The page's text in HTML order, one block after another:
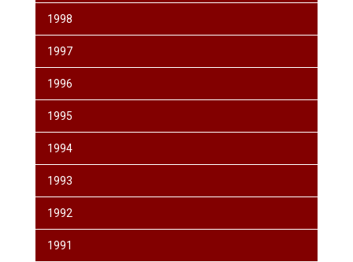
1998
1997
1996
1995
1994
1993
1992
1991